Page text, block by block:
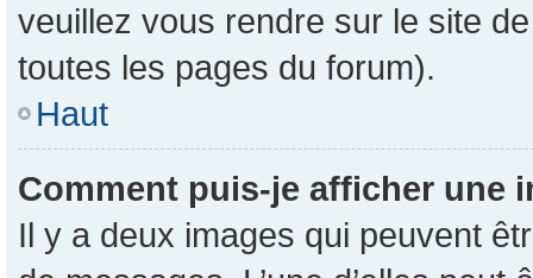
veuillez vous rendre sur le site
toutes les pages du forum).
Haut
Comment puis-je afficher une
Il y a deux images qui peuvent